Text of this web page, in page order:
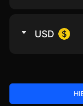
USD